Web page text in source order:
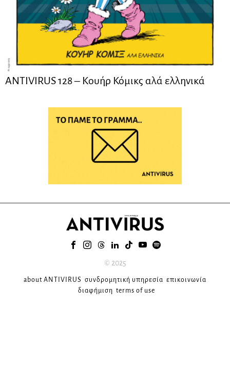
ANTIVIRUS 128 – Kουήρ Κόμικς αλά ελληνικά
© 2025
about ANTIVIRUS συνδρομητική υπηρεσία επικοινωνία
διαφήμιση terms of use